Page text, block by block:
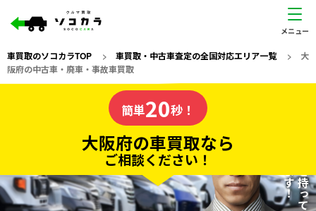
車買取のソコカラTOP > 車買取・中古車査定の全国対応エリア一覧> 大
阪府の中古車・廃車・事故車買取
の車買取なら
ソコカラの 私たちが責任を持って
査定いたします！
簡単20秒！
大阪府の車買取なら
ご相談ください！